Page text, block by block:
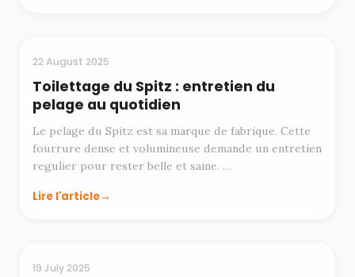
TOILETTAGE
22 August 2025
Toilettage du Spitz : entretien du
pelage au quotidien
Le pelage du Spitz est sa marque de fabrique. Cette
fourrure dense et volumineuse demande un entretien
regulier pour rester belle et saine. …
Lire l'article
ELEVAGE
19 July 2025